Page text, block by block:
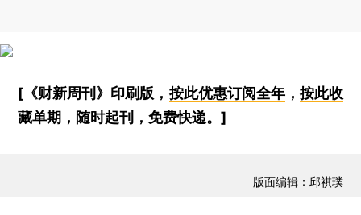
[《财新周刊》印刷版， 按此优惠订阅全年， 按此收
藏单期 ，随时起刊，免费快递。]
版面编辑：邱祺璞